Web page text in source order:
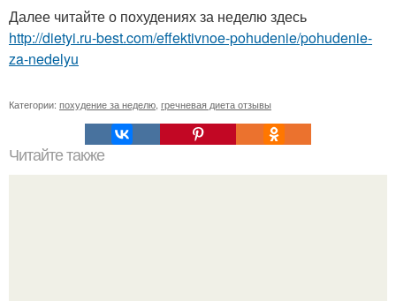
Далее читайте о похудениях за неделю здесь
http://dietyi.ru-best.com/effektivnoe-pohudenie/pohudenie-
za-nedelyu
Категории: похудение за неделю гречневая диета отзывы
Читайте также